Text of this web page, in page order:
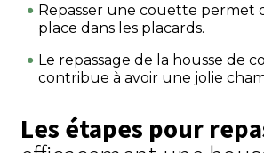
Repasser une couette permet
place dans les placards.
Le repassage de la housse de
contribue à avoir une jolie
Les étapes pour